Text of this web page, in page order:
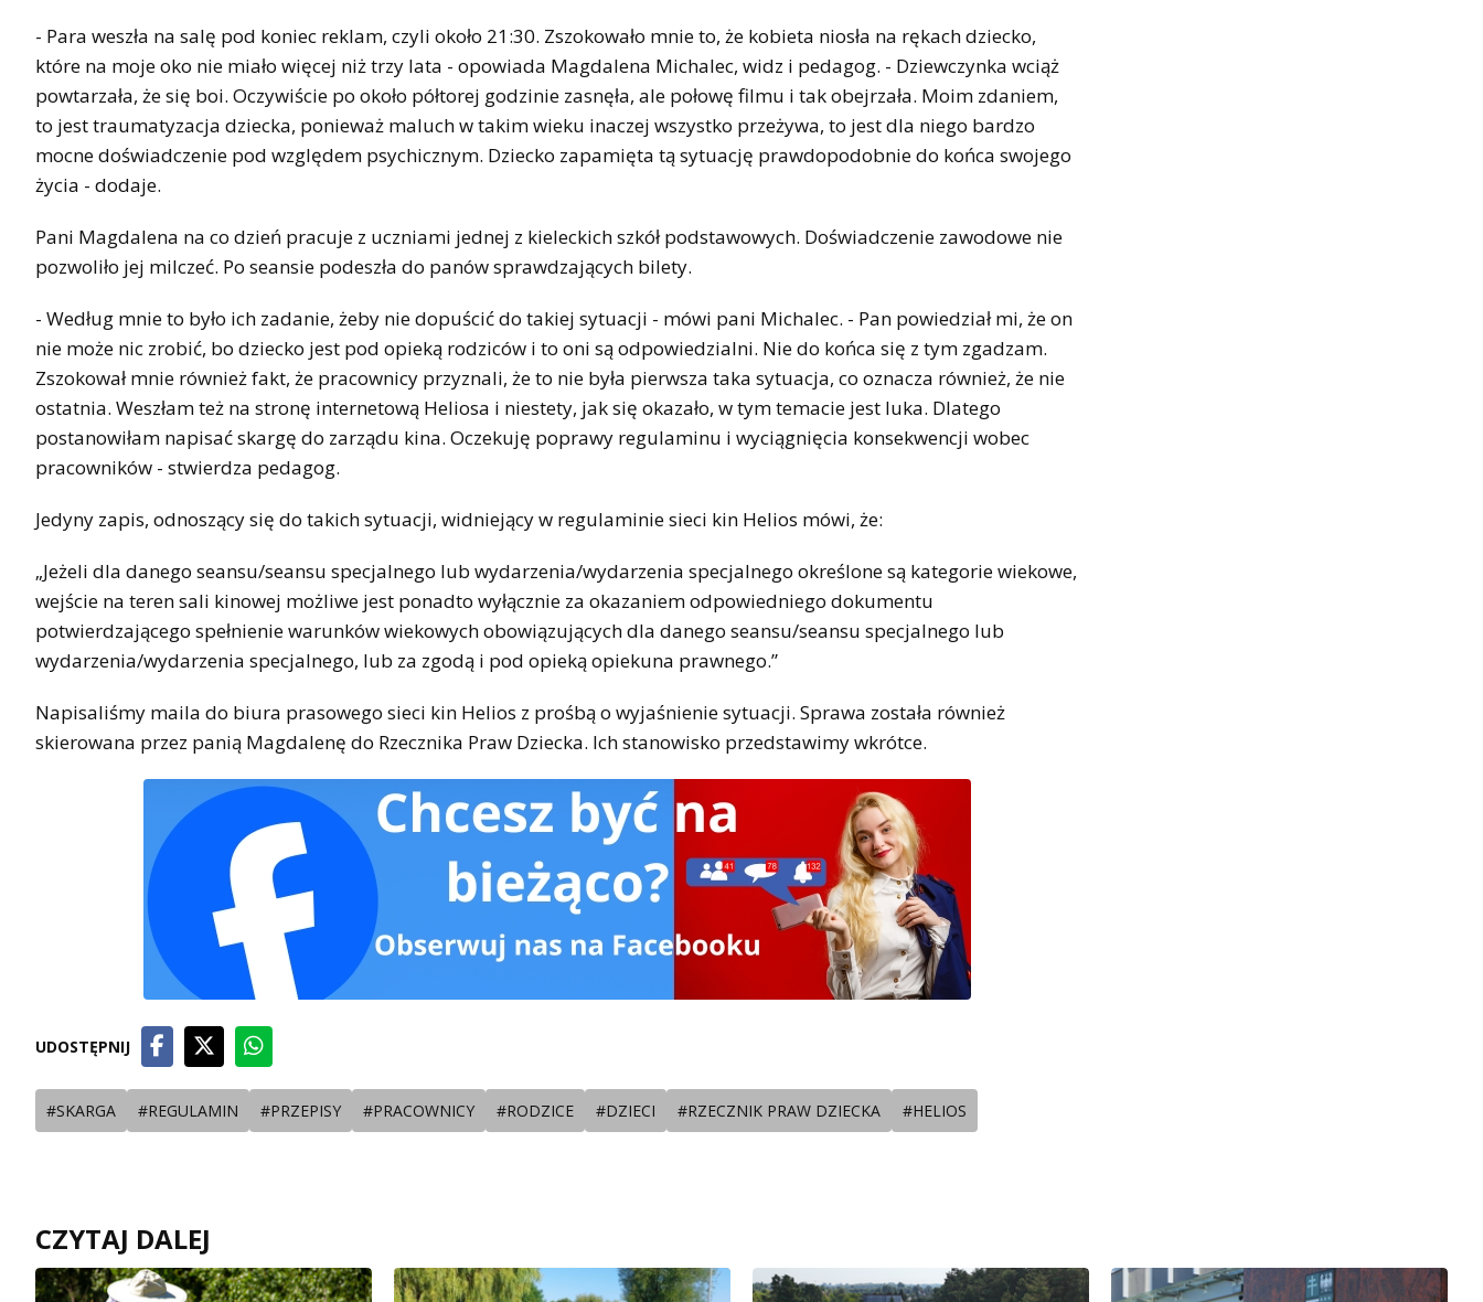
- Para weszła na salę pod koniec reklam, czyli około 21:30. Zszokowało mnie to, że kobieta niosła na rękach dziecko,
które na moje oko nie miało więcej niż trzy lata - opowiada Magdalena Michalec, widz i pedagog. - Dziewczynka wciąż
powtarzała, że się boi. Oczywiście po około półtorej godzinie zasnęła, ale połowę filmu i tak obejrzała. Moim zdaniem,
to jest traumatyzacja dziecka, ponieważ maluch w takim wieku inaczej wszystko przeżywa, to jest dla niego bardzo
mocne doświadczenie pod względem psychicznym. Dziecko zapamięta tą sytuację prawdopodobnie do końca swojego
życia - dodaje.
Pani Magdalena na co dzień pracuje z uczniami jednej z kieleckich szkół podstawowych. Doświadczenie zawodowe nie
pozwoliło jej milczeć. Po seansie podeszła do panów sprawdzających bilety.
- Według mnie to było ich zadanie, żeby nie dopuścić do takiej sytuacji - mówi pani Michalec. - Pan powiedział mi, że on
nie może nic zrobić, bo dziecko jest pod opieką rodziców i to oni są odpowiedzialni. Nie do końca się z tym zgadzam.
Zszokował mnie również fakt, że pracownicy przyznali, że to nie była pierwsza taka sytuacja, co oznacza również, że nie
ostatnia. Weszłam też na stronę internetową Heliosa i niestety, jak się okazało, w tym temacie jest luka. Dlatego
postanowiłam napisać skargę do zarządu kina. Oczekuję poprawy regulaminu i wyciągnięcia konsekwencji wobec
pracowników - stwierdza pedagog.
Jedyny zapis, odnoszący się do takich sytuacji, widniejący w regulaminie sieci kin Helios mówi, że:
„Jeżeli dla danego seansu/seansu specjalnego lub wydarzenia/wydarzenia specjalnego określone są kategorie wiekowe,
wejście na teren sali kinowej możliwe jest ponadto wyłącznie za okazaniem odpowiedniego dokumentu
potwierdzającego spełnienie warunków wiekowych obowiązujących dla danego seansu/seansu specjalnego lub
wydarzenia/wydarzenia specjalnego, lub za zgodą i pod opieką opiekuna prawnego.”
Napisaliśmy maila do biura prasowego sieci kin Helios z prośbą o wyjaśnienie sytuacji. Sprawa została również
skierowana przez panią Magdalenę do Rzecznika Praw Dziecka. Ich stanowisko przedstawimy wkrótce.
UDOSTĘPNIJ
#SKARGA #REGULAMIN #PRZEPISY #PRACOWNICY #RODZICE #DZIECI #RZECZNIK PRAW DZIECKA #HELIOS
CZYTAJ DALEJ